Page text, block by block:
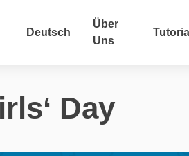
Deutsch
Über
Uns
Day